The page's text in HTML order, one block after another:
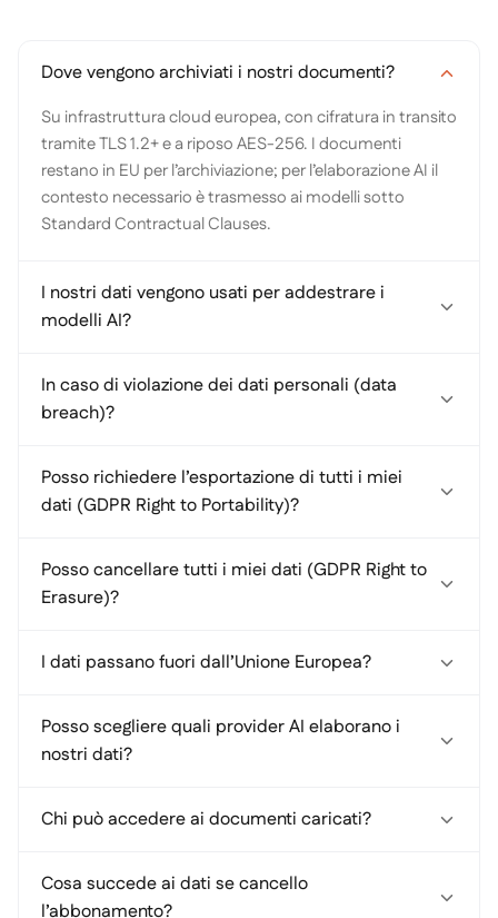
Dove vengono archiviati i nostri documenti?
Su infrastruttura cloud europea, con cifratura in transito
tramite TLS 1.2+ e a riposo AES-256. I documenti
restano in EU per l’archiviazione; per l’elaborazione AI il
contesto necessario è trasmesso ai modelli sotto
Standard Contractual Clauses.
I nostri dati vengono usati per addestrare i
modelli AI?
In caso di violazione dei dati personali (data
breach)?
Posso richiedere l’esportazione di tutti i miei
dati (GDPR Right to Portability)?
Posso cancellare tutti i miei dati (GDPR Right to
Erasure)?
I dati passano fuori dall’Unione Europea?
Posso scegliere quali provider AI elaborano i
nostri dati?
Chi può accedere ai documenti caricati?
Cosa succede ai dati se cancello
l’abbonamento?